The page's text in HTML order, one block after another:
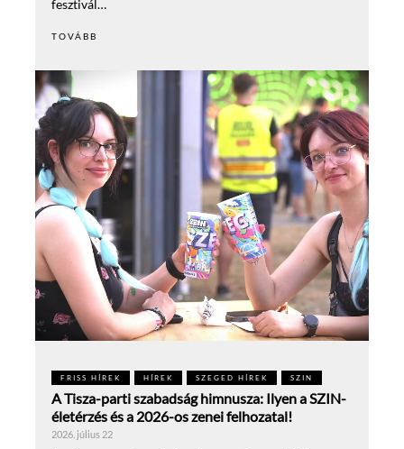
fesztivál…
TOVÁBB
FRISS HÍREK HÍREK SZEGED HÍREK SZIN
A Tisza-parti szabadság himnusza: Ilyen a SZIN-
életérzés és a 2026-os zenei felhozatal!
2026. július 22